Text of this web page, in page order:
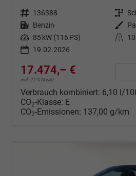
Fahrzeugnr. 136388 Getriebe
Kraftstoff Benzin Außenfarbe
Leistung 85 kW (116 PS) Kilometerstand
19.02.2026
17.474,– €
incl. 21% MwSt.
Verbrauch kombiniert: 6,10 l/
CO2-Klasse: E
CO2-Emissionen: 137,00 g/km